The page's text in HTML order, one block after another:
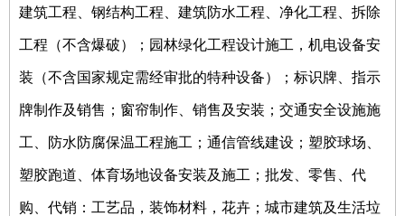
建筑工程、钢结构工程、建筑防水工程、净化工程、拆除
工程（不含爆破）；园林绿化工程设计施工，机电设备安
装（不含国家规定需经审批的特种设备）；标识牌、指示
牌制作及销售；窗帘制作、销售及安装；交通安全设施施
工、防水防腐保温工程施工；通信管线建设；塑胶球场、
塑胶跑道、体育场地设备安装及施工；批发、零售、代
购、代销：工艺品，装饰材料，花卉；城市建筑及生活垃